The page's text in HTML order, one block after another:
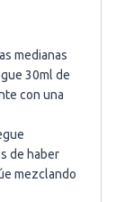
medianas
30ml de
con una
de haber
mezclando